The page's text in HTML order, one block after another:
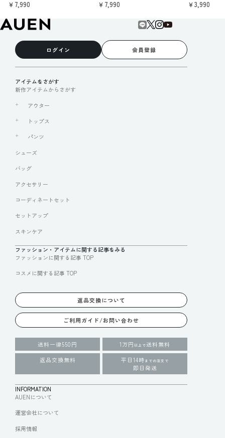
￥7,990
￥7,990
￥3,990
ログイン 会員登録
アイテムをさがす
新作アイテムからさがす
アウター
トップス
パンツ
シューズ
バッグ
アクセサリー
コーディネートセット
セットアップ
スキンケア
ファッション・アイテムに関する記事をみる
ファッションに関する記事 TOP
コスメに関する記事 TOP
返品交換について
ご利用ガイド/お問い合わせ
送料一律550円 1万円 以上で送料無料
返品交換無料
平日14時 までの注文で
即日発送
INFORMATION
AUENについて
運営会社について
採用情報